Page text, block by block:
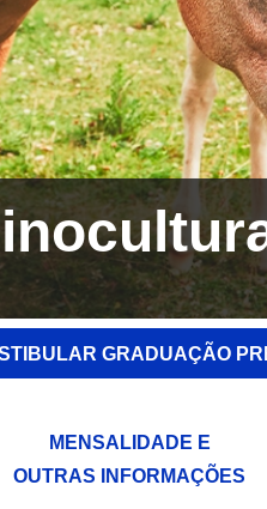
GRADUAÇÃO
MENSALIDADE E
OUTRAS INFORMAÇÕES